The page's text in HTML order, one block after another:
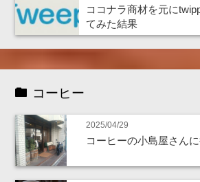
ココナラ商材を元に
てみた結果
コーヒー
2025/04/29
コーヒーの小島屋さん